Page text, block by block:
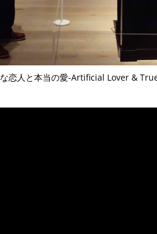
恋人と本当の愛-Artificial Lover &